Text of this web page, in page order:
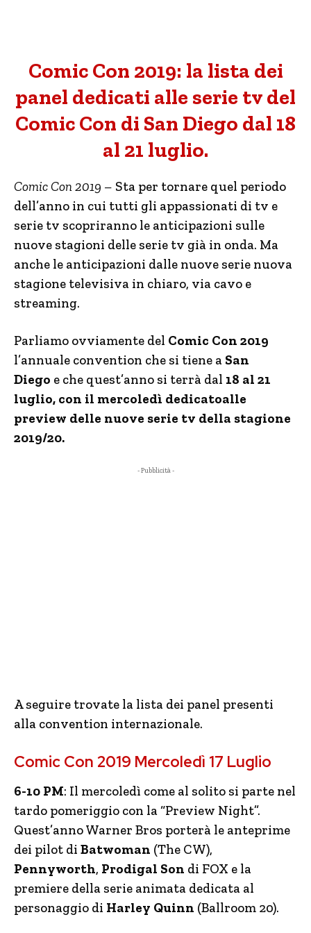
Comic Con 2019: la lista dei
panel dedicati alle serie tv del
Comic Con di San Diego dal 18
al 21 luglio.
Comic Con 2019 – Sta per tornare quel periodo
dell’anno in cui tutti gli appassionati di tv e
serie tv scopriranno le anticipazioni sulle
nuove stagioni delle serie tv già in onda. Ma
anche le anticipazioni dalle nuove serie nuova
stagione televisiva in chiaro, via cavo e
streaming.
Parliamo ovviamente del Comic Con 2019
l’annuale convention che si tiene a San
Diego e che quest’anno si terrà dal 18 al 21
luglio, con il mercoledì dedicatoalle
preview delle nuove serie tv della stagione
2019/20.
- Pubblicità -
A seguire trovate la lista dei panel presenti
alla convention internazionale.
Comic Con 2019 Mercoledì 17 Luglio
6-10 PM: Il mercoledì come al solito si parte nel
tardo pomeriggio con la “Preview Night”.
Quest’anno Warner Bros porterà le anteprime
dei pilot di Batwoman (The CW),
Pennyworth, Prodigal Son di FOX e la
premiere della serie animata dedicata al
personaggio di Harley Quinn (Ballroom 20).